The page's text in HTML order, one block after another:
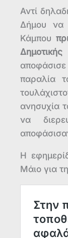
Αντί
Δήμου να
Κάμπου
παραλία
ανησυχία
να
Η
Μάιο για